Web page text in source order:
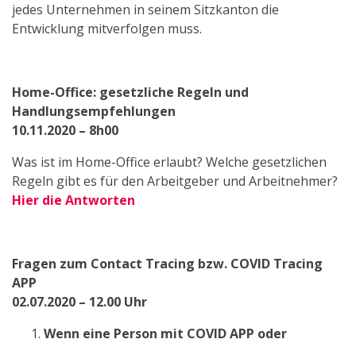
jedes Unternehmen in seinem Sitzkanton die
Entwicklung mitverfolgen muss.
Home-Office: gesetzliche Regeln und
Handlungsempfehlungen
10.11.2020 – 8h00
Was ist im Home-Office erlaubt? Welche gesetzlichen
Regeln gibt es für den Arbeitgeber und Arbeitnehmer?
Hier die Antworten
Fragen zum Contact Tracing bzw. COVID Tracing
APP
02.07.2020 – 12.00 Uhr
Wenn eine Person mit COVID APP oder